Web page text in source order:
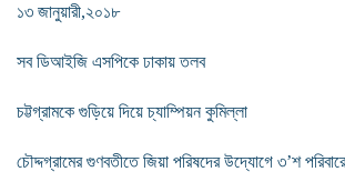
১৩ জানুয়ারী,২০১৮
সব ডিআইজি এসপিকে ঢাকায় তলব
চট্টগ্রামকে গুড়িয়ে দিয়ে চ্যাম্পিয়ন কুমিল্লা
চৌদ্দগ্রামের গুণবতীতে জিয়া পরিষদের উদ্যোগে ৩’শ